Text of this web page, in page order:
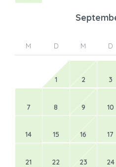
M D M D
1 2 3
7 8 9 10
14 15 16 17
21 22 23 24